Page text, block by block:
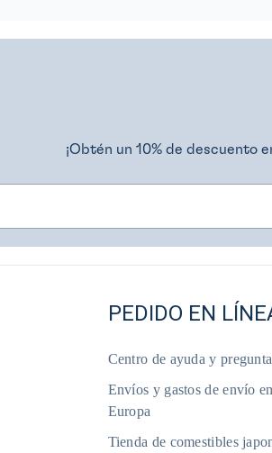
¡Obtén un 10% de descuento
PEDIDO EN
Centro de ayuda y
Envíos y gastos de envío
Europa
Tienda de comestibles